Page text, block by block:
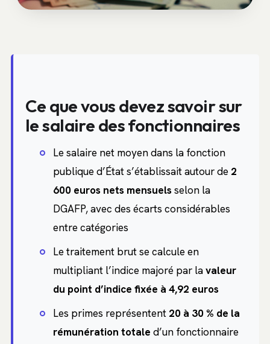
Ce que vous devez savoir sur
le salaire des fonctionnaires
Le salaire net moyen dans la fonction
publique d’État s’établissait autour de 2
600 euros nets mensuelsselon la
DGAFP, avec des écarts considérables
entre catégories
Le traitement brut se calcule en
multipliant l’indice majoré par lavaleur
du point d’indice fixée à 4,92 euros
Les primes représentent 20 à 30 % de la
rémunération totale d’un fonctionnaire